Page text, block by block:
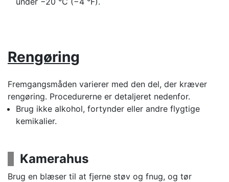
Rengøring
Fremgangsmåden varierer med den del, der kræver
rengøring. Procedurerne er detaljeret nedenfor.
Brug ikke alkohol, fortynder eller andre flygtige
kemikalier.
Kamerahus
Brug en blæser til at fjerne støv og fnug, og tør